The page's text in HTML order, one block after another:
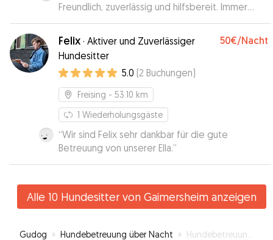
Freundlich, zuverlässig und hilfsbereit. Immer
wieder gerne!”
Felix · Aktiver und Zuverlässiger
Hundesitter
50€/Nacht
5.0 (2 Buchungen)
Freising - 53.10 km
1 Wiederholungsgäste
“Wir sind Felix sehr dankbar für die gute
Betreuung von unserer Ella.”
Alle 10 Hundesitter von Gaimersheim anzeigen
Gudog » Hundebetreuung über Nacht » Hundebetreuung in Gaimersheim